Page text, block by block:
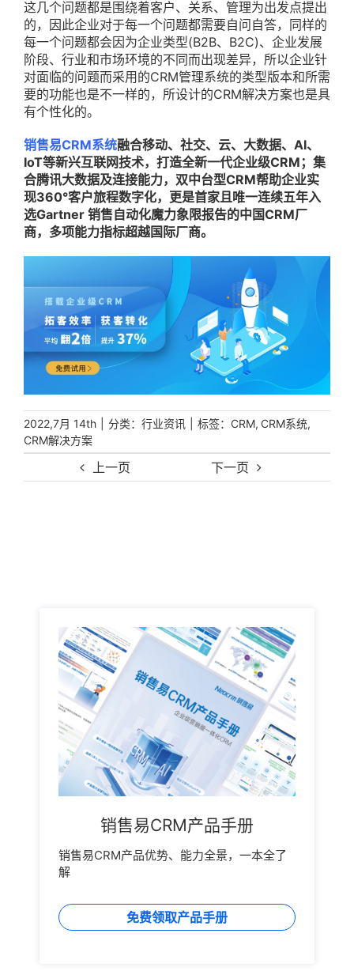
上一页 下一页
这几个问题都是围绕着客户、关系、管理为出发点提出
的，因此企业对于每一个问题都需要自问自答，同样的
每一个问题都会因为企业类型(B2B、B2C)、企业发展
阶段、行业和市场环境的不同而出现差异，所以企业针
对面临的问题而采用的CRM管理系统的类型版本和所需
要的功能也是不一样的，所设计的CRM解决方案也是具
有个性化的。
销售易CRM系统融合移动、社交、云、大数据、AI、
IoT等新兴互联网技术，打造全新一代企业级CRM；集
合腾讯大数据及连接能力，双中台型CRM帮助企业实
现360°客户旅程数字化，更是首家且唯一连续五年入
选Gartner 销售自动化魔力象限报告的中国CRM厂
商，多项能力指标超越国际厂商。
2022,7月 14th | 分类： 行业资讯 | 标签： CRM, CRM系统,
CRM解决方案
销售易CRM产品手册
销售易CRM产品优势、能力全景，一本全了
解
免费领取产品手册